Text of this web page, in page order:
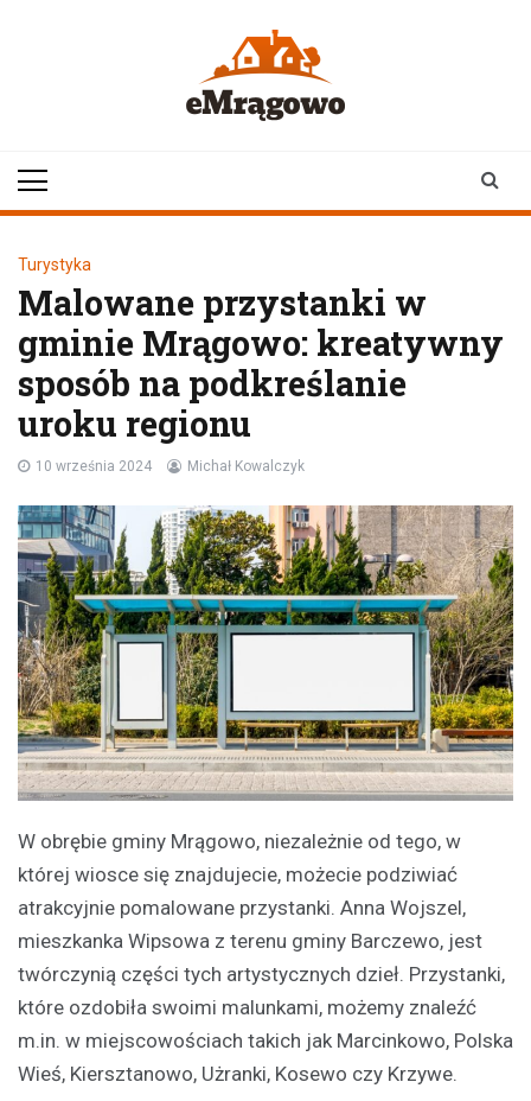
Turystyka
Malowane przystanki w
gminie Mrągowo: kreatywny
sposób na podkreślanie
uroku regionu
10 września 2024 Michał Kowalczyk
W obrębie gminy Mrągowo, niezależnie od tego, w
której wiosce się znajdujecie, możecie podziwiać
atrakcyjnie pomalowane przystanki. Anna Wojszel,
mieszkanka Wipsowa z terenu gminy Barczewo, jest
twórczynią części tych artystycznych dzieł. Przystanki,
które ozdobiła swoimi malunkami, możemy znaleźć
m.in. w miejscowościach takich jak Marcinkowo, Polska
Wieś, Kiersztanowo, Użranki, Kosewo czy Krzywe.